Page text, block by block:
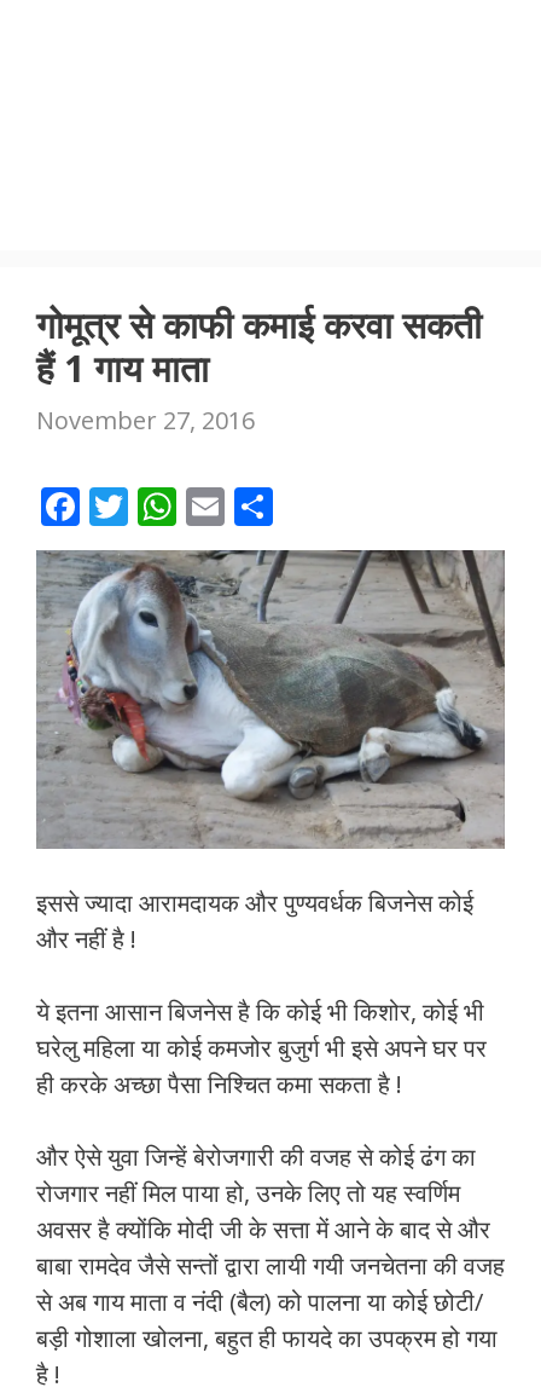
गोमूत्र से काफी कमाई करवा सकती
हैं 1 गाय माता
November 27, 2016
F
ac
e
b
o
o
k
T
w
itt
er
W
h
at
s
A
p
p
E
m
ai
l
h
ar
e
इससे ज्यादा आरामदायक और पुण्यवर्धक बिजनेस कोई
और नहीं है !
ये इतना आसान बिजनेस है कि कोई भी किशोर, कोई भी
घरेलु महिला या कोई कमजोर बुजुर्ग भी इसे अपने घर पर
ही करके अच्छा पैसा निश्चित कमा सकता है !
और ऐसे युवा जिन्हें बेरोजगारी की वजह से कोई ढंग का
रोजगार नहीं मिल पाया हो, उनके लिए तो यह स्वर्णिम
अवसर है क्योंकि मोदी जी के सत्ता में आने के बाद से और
बाबा रामदेव जैसे सन्तों द्वारा लायी गयी जनचेतना की वजह
से अब गाय माता व नंदी (बैल) को पालना या कोई छोटी/
बड़ी गोशाला खोलना, बहुत ही फायदे का उपक्रम हो गया
है !